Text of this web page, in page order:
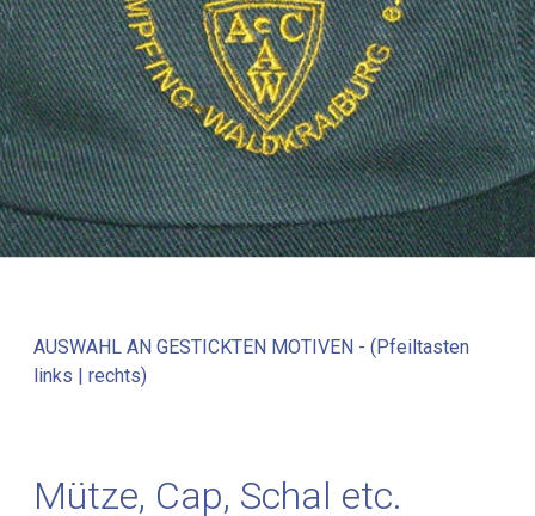
AUSWAHL AN GESTICKTEN MOTIVEN - (Pfeiltasten
links | rechts)
Mütze, Cap, Schal etc.